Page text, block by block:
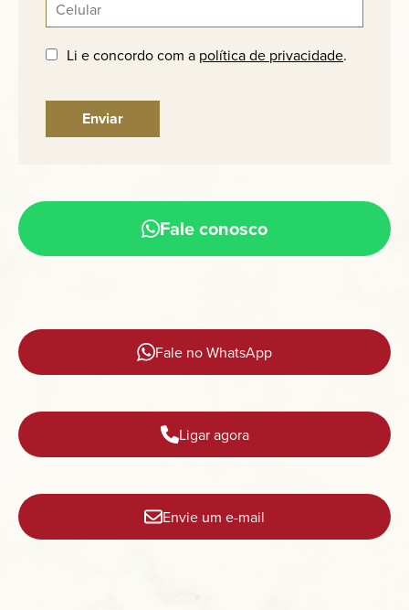
Li e concordo com a política de privacidade.
Fale conosco
Fale no WhatsApp
Ligar agora
Envie um e-mail